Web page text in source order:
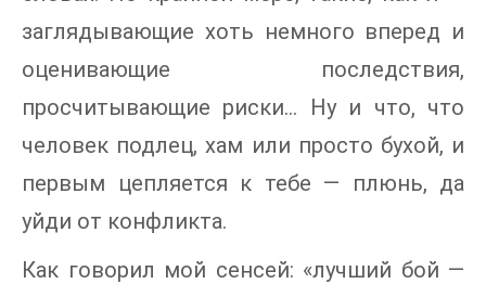
заглядывающие хоть немного вперед и
оценивающие последствия,
просчитывающие риски… Ну и что, что
человек подлец, хам или просто бухой, и
первым цепляется к тебе — плюнь, да
уйди от конфликта.
Как говорил мой сенсей: «лучший бой —